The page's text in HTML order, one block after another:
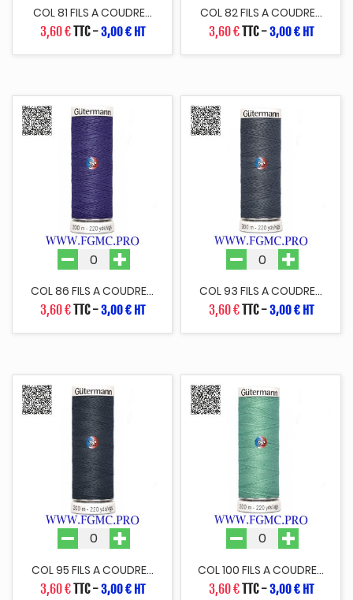
COL 81 FILS A COUDRE...
3,60 €TTC-3,00 € HT
COL 82 FILS A COUDRE...
3,60 €TTC-3,00 € HT
COL 86 FILS A COUDRE...
3,60 €TTC-3,00 € HT
COL 93 FILS A COUDRE...
3,60 €TTC-3,00 € HT
COL 95 FILS A COUDRE...
3,60 €TTC-3,00 € HT
COL 100 FILS A COUDRE...
3,60 €TTC-3,00 € HT